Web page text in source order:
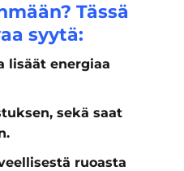
Tässä
syytä:
lisäät energiaa
sekä saat
ruoasta